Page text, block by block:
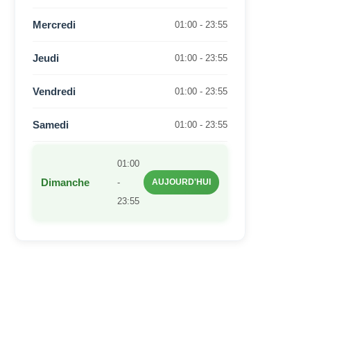
Mercredi 01:00 - 23:55
Jeudi 01:00 - 23:55
Vendredi 01:00 - 23:55
Samedi 01:00 - 23:55
Dimanche
01:00
-
23:55
AUJOURD'HUI